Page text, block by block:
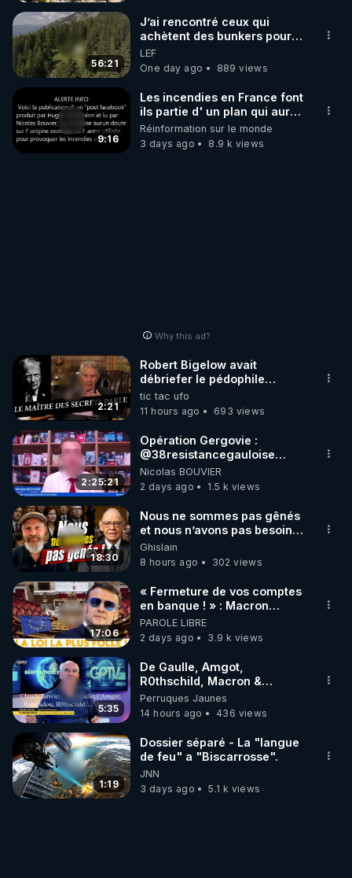
56:21
J’ai rencontré ceux qui
achètent des bunkers pour
survivre à la fin du monde
LEF
One day ago
889 views
9:16
Les incendies en France font
ils partie d' un plan qui aurait
débuté le 11 septembre 2001
?
Réinformation sur le monde
3 days ago
8.9 k views
Why this ad?
2:21
Robert Bigelow avait
débriefer le pédophile
génocidaire de donald j
trump
tic tac ufo
11 hours ago
693 views
2:25:21
Opération Gergovie :
‪@38resistancegauloise‬
‪@MarionSigautOfficiel‬
‪@gladysriifard5710‬ Laëtitia
Nicolas BOUVIER
2 days ago
1.5 k views
18:30
Nous ne sommes pas gênés
et nous n’avons pas besoin
de nous excuser ! #jw
#jehovah #collegecentral
Ghislain
8 hours ago
302 views
17:06
« Fermeture de vos comptes
en banque ! » : Macron
impose une loi folle !
PAROLE LIBRE
2 days ago
3.9 k views
5:35
De Gaulle, Amgot,
R0thschild, Macron &
Pompidou… Macron Claude
Janvier, GPTV, 18 X 2024
Perruques Jaunes
14 hours ago
436 views
1:19
Dossier séparé - La "langue
de feu" a "Biscarrosse".
JNN
3 days ago
5.1 k views